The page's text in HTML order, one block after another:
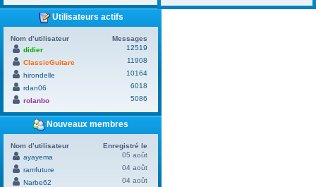
Utilisateurs actifs
Nom d’utilisateur
Messages
didier
12519
ClassicGuitare
11908
hirondelle
10164
rdan06
6018
rolanbo
5086
Nouveaux membres
Nom d’utilisateur
Enregistré le
ayayema
05 août
ramfuture
04 août
Narbe62
04 août